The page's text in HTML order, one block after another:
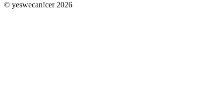
© yeswecan!cer 2026